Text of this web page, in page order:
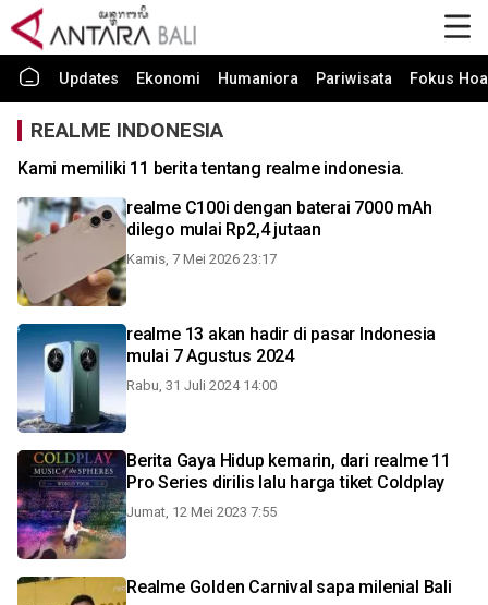
Updates Ekonomi Humaniora Pariwisata Fokus
REALME INDONESIA
Kami memiliki 11 berita tentang realme indonesia.
realme C100i dengan baterai 7000 mAh
dilego mulai Rp2,4 jutaan
Kamis, 7 Mei 2026 23:17
realme 13 akan hadir di pasar Indonesia
mulai 7 Agustus 2024
Rabu, 31 Juli 2024 14:00
Berita Gaya Hidup kemarin, dari realme 11
Pro Series dirilis lalu harga tiket Coldplay
Jumat, 12 Mei 2023 7:55
Realme Golden Carnival sapa milenial Bali